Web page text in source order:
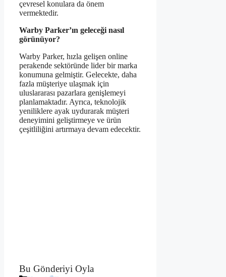
çevresel konulara da önem
vermektedir.
Warby Parker’ın geleceği nasıl
görünüyor?
Warby Parker, hızla gelişen online
perakende sektöründe lider bir marka
konumuna gelmiştir. Gelecekte, daha
fazla müşteriye ulaşmak için
uluslararası pazarlara genişlemeyi
planlamaktadır. Ayrıca, teknolojik
yeniliklere ayak uydurarak müşteri
deneyimini geliştirmeye ve ürün
çeşitliliğini artırmaya devam edecektir.
Bu Gönderiyi Oyla